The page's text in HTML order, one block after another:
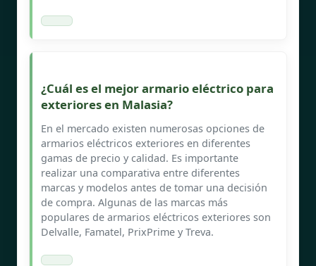
¿Cuál es el mejor armario eléctrico para
exteriores en Malasia?
En el mercado existen numerosas opciones de
armarios eléctricos exteriores en diferentes
gamas de precio y calidad. Es importante
realizar una comparativa entre diferentes
marcas y modelos antes de tomar una decisión
de compra. Algunas de las marcas más
populares de armarios eléctricos exteriores son
Delvalle, Famatel, PrixPrime y Treva.